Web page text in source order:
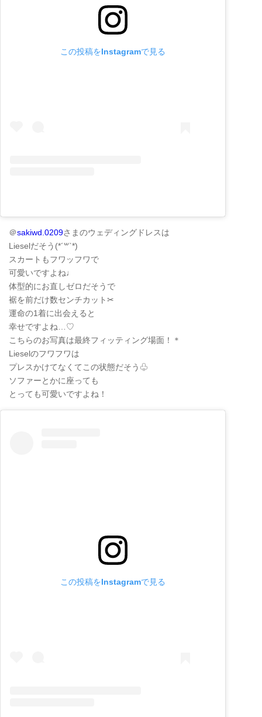
この投稿をInstagramで見る
＠sakiwd.0209さまのウェディングドレスは
Lieselだそう(*´꒳`*)
スカートもフワッフワで
可愛いですよね♩
体型的にお直しゼロだそうで
裾を前だけ数センチカット✂︎
運命の1着に出会えると
幸せですよね…♡
こちらのお写真は最終フィッティング場面！＊
Lieselのフワフワは
プレスかけてなくてこの状態だそう♧
ソファーとかに座っても
とっても可愛いですよね！
この投稿をInstagramで見る